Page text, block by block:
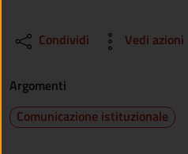
Condividi Vedi azioni
Argomenti
Comunicazione istituzionale